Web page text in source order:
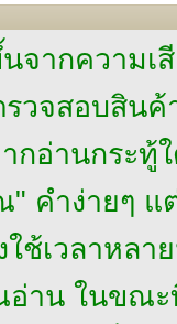
จากความเ
วจสอบสิน
กอ่านกระทู้
คำง่ายๆ แ
ใช้เวลาหล
าน ในขณะ